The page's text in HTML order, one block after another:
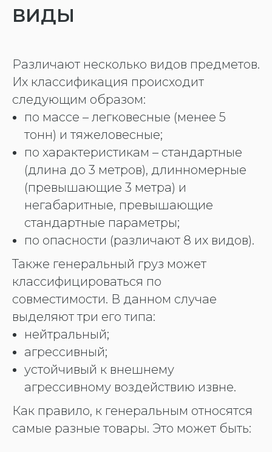
ВИДЫ
Различают несколько видов предметов.
Их классификация происходит
следующим образом:
по массе – легковесные (менее 5
тонн) и тяжеловесные;
по характеристикам – стандартные
(длина до 3 метров), длинномерные
(превышающие 3 метра) и
негабаритные, превышающие
стандартные параметры;
по опасности (различают 8 их видов).
Также генеральный груз может
классифицироваться по
совместимости. В данном случае
выделяют три его типа:
нейтральный;
агрессивный;
устойчивый к внешнему
агрессивному воздействию извне.
Как правило, к генеральным относятся
самые разные товары. Это может быть: